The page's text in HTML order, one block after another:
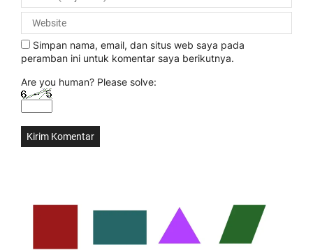
Simpan nama, email, dan situs web saya pada
peramban ini untuk komentar saya berikutnya.
Are you human? Please solve: